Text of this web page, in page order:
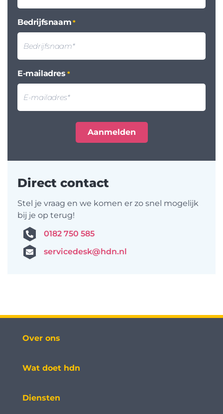
Bedrijfsnaam *
E-mailadres *
Direct contact
Stel je vraag en we komen er zo snel mogelijk
bij je op terug!
0182 750 585
servicedesk@hdn.nl
Over ons
Wat doet hdn
Diensten